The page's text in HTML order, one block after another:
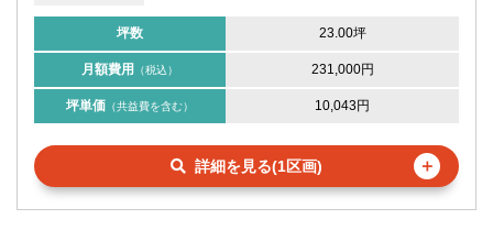
坪数 23.00坪
月額費用 （税込） 231,000円
坪単価 （共益費を含む） 10,043円
詳細を見る(1区画) ＋